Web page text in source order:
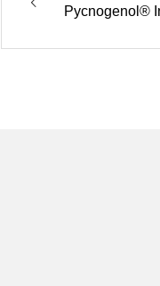
Pycnogenol®